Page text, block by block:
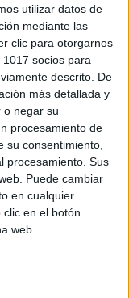
utilizar datos de
mediante las
clic para otorgarnos
socios para
descrito. De
más detallada y
o negar su
procesamiento de
su consentimiento,
procesamiento. Sus
Puede cambiar
en cualquier
en el botón
web.